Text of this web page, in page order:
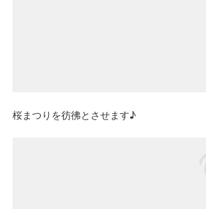
桜まつりを彷彿とさせます♪